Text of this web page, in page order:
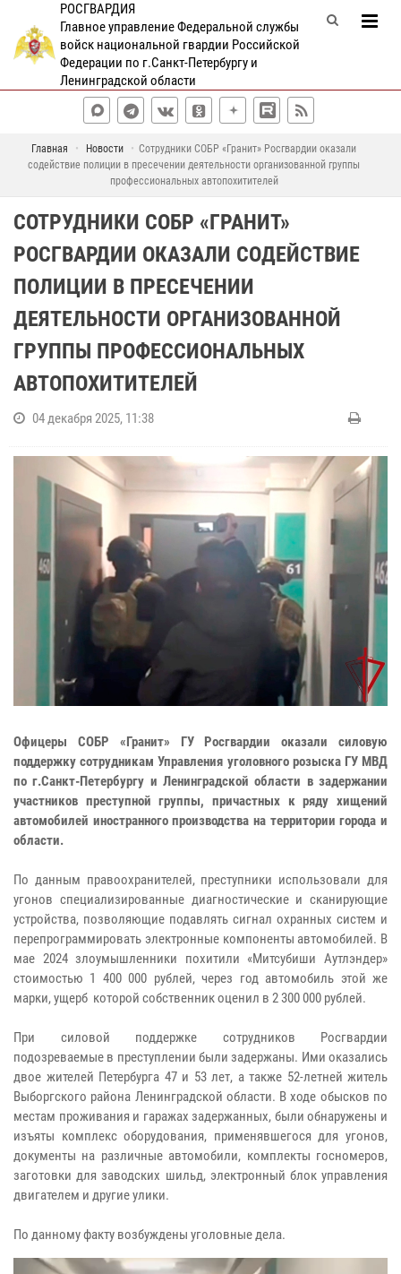
РОСГВАРДИЯ
Главное управление Федеральной службы
войск национальной гвардии Российской
Федерации по г.Санкт-Петербургу и
Ленинградской области
Главная Новости
Сотрудники СОБР «Гранит» Росгвардии оказали
содействие полиции в пресечении деятельности организованной группы
профессиональных автопохитителей
СОТРУДНИКИ СОБР «ГРАНИТ»
РОСГВАРДИИ ОКАЗАЛИ СОДЕЙСТВИЕ
ПОЛИЦИИ В ПРЕСЕЧЕНИИ
ДЕЯТЕЛЬНОСТИ ОРГАНИЗОВАННОЙ
ГРУППЫ ПРОФЕССИОНАЛЬНЫХ
АВТОПОХИТИТЕЛЕЙ
04 декабря 2025, 11:38
Офицеры СОБР «Гранит» ГУ Росгвардии оказали силовую
поддержку сотрудникам Управления уголовного розыска ГУ МВД
по г.Санкт-Петербургу и Ленинградской области в задержании
участников преступной группы, причастных к ряду хищений
автомобилей иностранного производства на территории города и
области.
По данным правоохранителей, преступники использовали для
угонов специализированные диагностические и сканирующие
устройства, позволяющие подавлять сигнал охранных систем и
перепрограммировать электронные компоненты автомобилей. В
мае 2024 злоумышленники похитили «Митсубиши Аутлэндер»
стоимостью 1 400 000 рублей, через год автомобиль этой же
марки, ущерб которой собственник оценил в 2 300 000 рублей.
При силовой поддержке сотрудников Росгвардии
подозреваемые в преступлении были задержаны. Ими оказались
двое жителей Петербурга 47 и 53 лет, а также 52-летней житель
Выборгского района Ленинградской области. В ходе обысков по
местам проживания и гаражах задержанных, были обнаружены и
изъяты комплекс оборудования, применявшегося для угонов,
документы на различные автомобили, комплекты госномеров,
заготовки для заводских шильд, электронный блок управления
двигателем и другие улики.
По данному факту возбуждены уголовные дела.